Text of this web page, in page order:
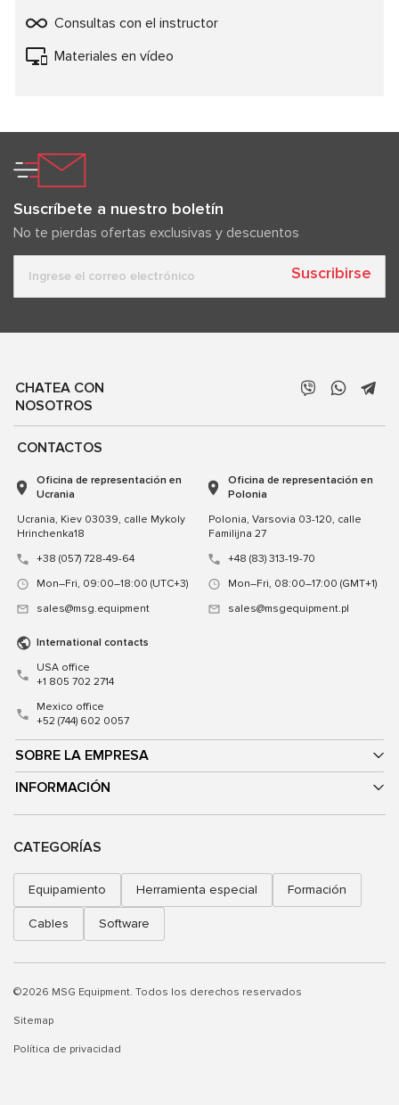
Consultas con el instructor
Materiales en vídeo
Suscríbete a nuestro boletín
No te pierdas ofertas exclusivas y descuentos
Suscribirse
CHATEA CON
NOSOTROS
SOBRE LA EMPRESA
INFORMACIÓN
CONTACTOS
Oficina de representación en
Ucrania
Ucrania, Kiev 03039, calle Mykoly
Hrinchenka18
+38 (057) 728-49-64
Mon–Fri, 09:00–18:00 (UTC+3)
sales@msg.equipment
Oficina de representación en
Polonia
Polonia, Varsovia 03-120, calle
Familijna 27
+48 (83) 313-19-70
Mon–Fri, 08:00–17:00 (GMT+1)
sales@msgequipment.pl
International contacts
USA office
+1 805 702 2714
Mexico office
+52 (744) 602 0057
CATEGORÍAS
Equipamiento Herramienta especial Formación
Cables Software
©2026 MSG Equipment. Todos los derechos reservados
Sitemap
Política de privacidad